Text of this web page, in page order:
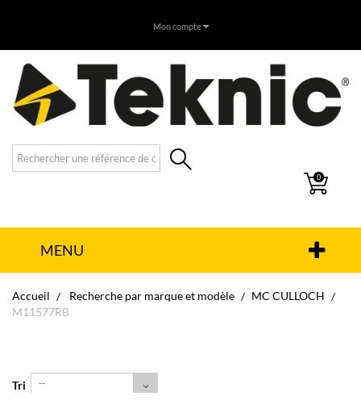
Mon compte
0
MENU
Accueil Recherche par marque et modèle
MC CULLOCH
M11577RB
Tri --